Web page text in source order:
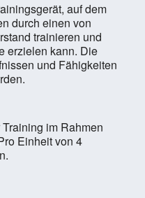
auf dem
durch einen von
trainieren und
erzielen kann. Die
und Fähigkeiten
im Rahmen
Einheit von 4